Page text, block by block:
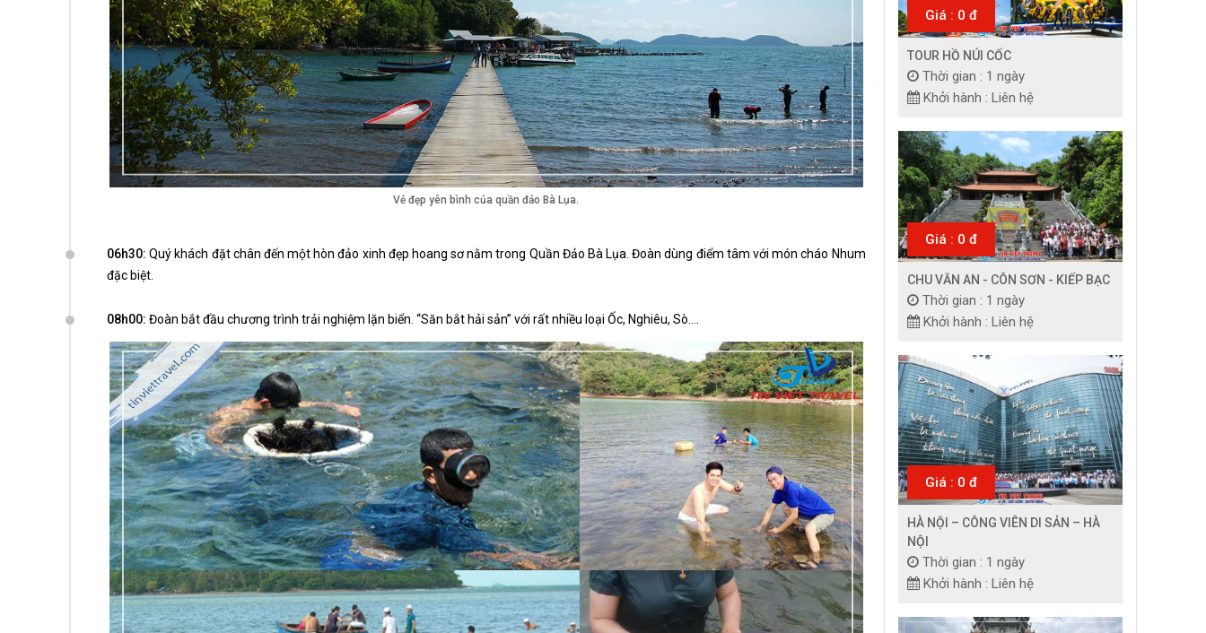
Vẻ đẹp yên bình của quần đảo Bà Lụa.
06h30: Quý khách đặt chân đến một hòn đảo xinh đẹp hoang sơ nằm trong Quần Đảo Bà Lụa. Đoàn dùng điểm tâm với món cháo Nhum
đặc biệt.
08h00: Đoàn bắt đầu chương trình trải nghiệm lặn biển. “Săn bắt hải sản” với rất nhiều loại Ốc, Nghiêu, Sò....
Giá : 0 đ
TOUR HỒ NÚI CỐC
Thời gian : 1 ngày
Khởi hành : Liên hệ
Giá : 0 đ
CHU VĂN AN - CÔN SƠN - KIẾP BẠC
Thời gian : 1 ngày
Khởi hành : Liên hệ
Giá : 0 đ
HÀ NỘI – CÔNG VIÊN DI SẢN – HÀ
NỘI
Thời gian : 1 ngày
Khởi hành : Liên hệ